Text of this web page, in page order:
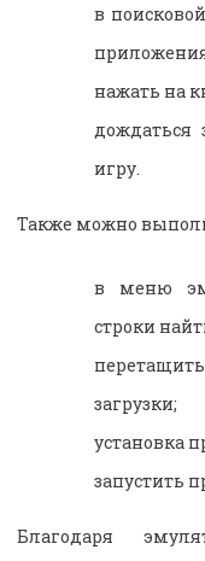
в
нажать на
дождаться
игру.
Также можно
в меню
строки
загрузки;
установка
запустить
Благодаря